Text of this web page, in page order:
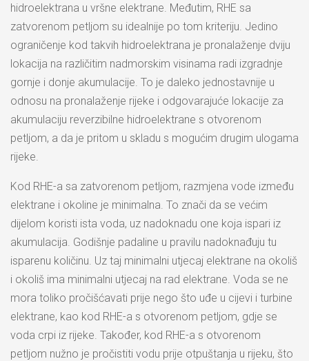
hidroelektrana u vršne elektrane. Međutim, RHE sa
zatvorenom petljom su idealnije po tom kriteriju. Jedino
ograničenje kod takvih hidroelektrana je pronalaženje dviju
lokacija na različitim nadmorskim visinama radi izgradnje
gornje i donje akumulacije. To je daleko jednostavnije u
odnosu na pronalaženje rijeke i odgovarajuće lokacije za
akumulaciju reverzibilne hidroelektrane s otvorenom
petljom, a da je pritom u skladu s mogućim drugim ulogama
rijeke.
Kod RHE-a sa zatvorenom petljom, razmjena vode između
elektrane i okoline je minimalna. To znači da se većim
dijelom koristi ista voda, uz nadoknadu one koja ispari iz
akumulacija. Godišnje padaline u pravilu nadoknađuju tu
isparenu količinu. Uz taj minimalni utjecaj elektrane na okoliš
i okoliš ima minimalni utjecaj na rad elektrane. Voda se ne
mora toliko pročišćavati prije nego što uđe u cijevi i turbine
elektrane, kao kod RHE-a s otvorenom petljom, gdje se
voda crpi iz rijeke. Također, kod RHE-a s otvorenom
petljom nužno je pročistiti vodu prije otpuštanja u rijeku, što